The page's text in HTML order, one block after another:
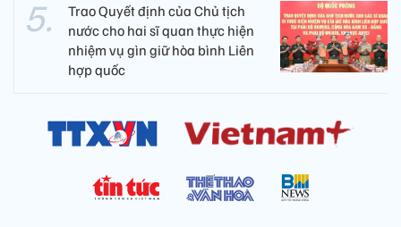
Trao Quyết định của Chủ tịch
nước cho hai sĩ quan thực hiện
nhiệm vụ gìn giữ hòa bình Liên
hợp quốc